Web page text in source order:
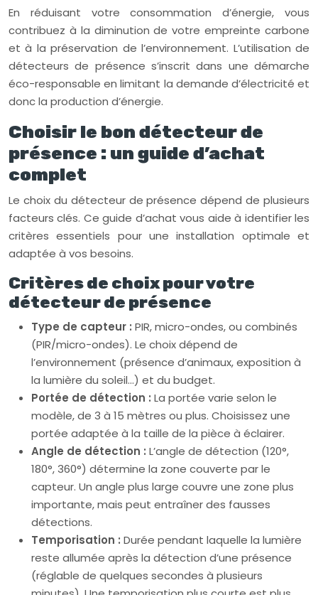
En réduisant votre consommation d’énergie, vous
contribuez à la diminution de votre empreinte carbone
et à la préservation de l’environnement. L’utilisation de
détecteurs de présence s’inscrit dans une démarche
éco-responsable en limitant la demande d’électricité et
donc la production d’énergie.
Choisir le bon détecteur de
présence : un guide d’achat
complet
Le choix du détecteur de présence dépend de plusieurs
facteurs clés. Ce guide d’achat vous aide à identifier les
critères essentiels pour une installation optimale et
adaptée à vos besoins.
Critères de choix pour votre
détecteur de présence
Type de capteur : PIR, micro-ondes, ou combinés
(PIR/micro-ondes). Le choix dépend de
l’environnement (présence d’animaux, exposition à
la lumière du soleil…) et du budget.
Portée de détection : La portée varie selon le
modèle, de 3 à 15 mètres ou plus. Choisissez une
portée adaptée à la taille de la pièce à éclairer.
Angle de détection : L’angle de détection (120°,
180°, 360°) détermine la zone couverte par le
capteur. Un angle plus large couvre une zone plus
importante, mais peut entraîner des fausses
détections.
Temporisation : Durée pendant laquelle la lumière
reste allumée après la détection d’une présence
(réglable de quelques secondes à plusieurs